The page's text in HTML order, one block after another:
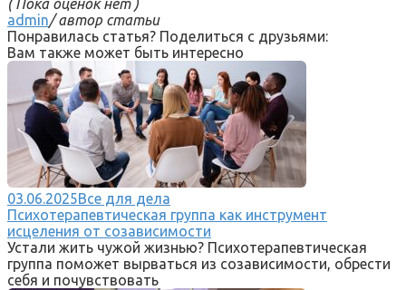
( Пока оценок нет )
admin/ автор статьи
Понравилась статья? Поделиться с друзьями:
Вам также может быть интересно
03.06.2025Все для дела
Психотерапевтическая группа как инструмент
исцеления от созависимости
Устали жить чужой жизнью? Психотерапевтическая
группа поможет вырваться из созависимости, обрести
себя и почувствовать